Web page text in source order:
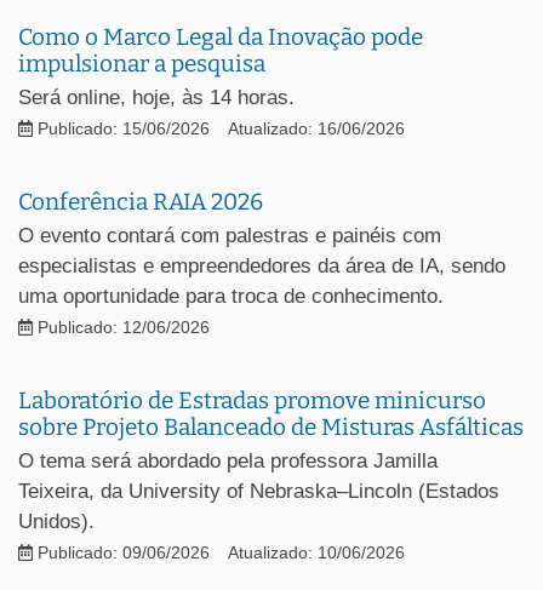
Como o Marco Legal da Inovação pode
impulsionar a pesquisa
Será online, hoje, às 14 horas.
Publicado: 15/06/2026 Atualizado: 16/06/2026
Conferência RAIA 2026
O evento contará com palestras e painéis com
especialistas e empreendedores da área de IA, sendo
uma oportunidade para troca de conhecimento.
Publicado: 12/06/2026
Laboratório de Estradas promove minicurso
sobre Projeto Balanceado de Misturas Asfálticas
O tema será abordado pela professora Jamilla
Teixeira, da University of Nebraska–Lincoln (Estados
Unidos).
Publicado: 09/06/2026 Atualizado: 10/06/2026